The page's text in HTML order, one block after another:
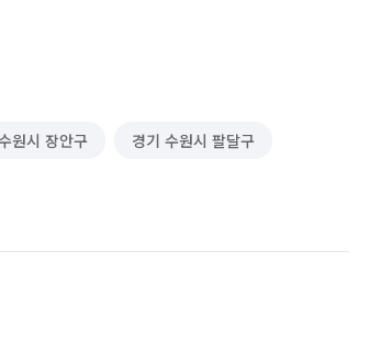
원시 장안구 경기 수원시 팔달구